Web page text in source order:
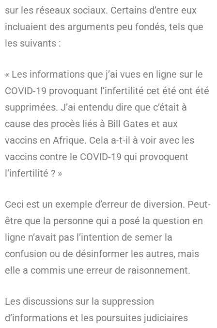
sur les réseaux sociaux. Certains d’entre eux
incluaient des arguments peu fondés, tels que
les suivants :
« Les informations que j’ai vues en ligne sur le
COVID-19 provoquant l’infertilité cet été ont été
supprimées. J’ai entendu dire que c’était à
cause des procès liés à Bill Gates et aux
vaccins en Afrique. Cela a-t-il à voir avec les
vaccins contre le COVID-19 qui provoquent
l’infertilité ? »
Ceci est un exemple d’erreur de diversion. Peut-
être que la personne qui a posé la question en
ligne n’avait pas l’intention de semer la
confusion ou de désinformer les autres, mais
elle a commis une erreur de raisonnement.
Les discussions sur la suppression
d’informations et les poursuites judiciaires